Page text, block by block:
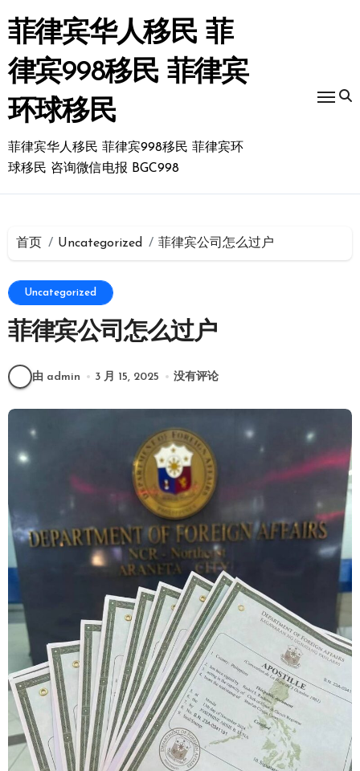
转
到
内
容
菲律宾华人移民 菲
律宾998移民 菲律宾
环球移民
菲律宾华人移民 菲律宾998移民 菲律宾环
球移民 咨询微信电报 BGC998
首页 Uncategorized 菲律宾公司怎么过户
Uncategorized
菲律宾公司怎么过户
由 admin 3 月 15, 2025 没有评论